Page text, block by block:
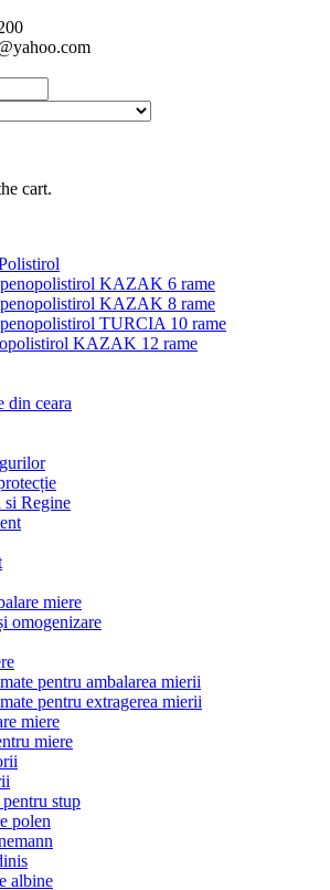
cart.
KAZAK 6 rame
KAZAK 8 rame
TURCIA 10 rame
KAZAK 12 rame
din ceara
Regine
miere
omogenizare
pentru ambalarea mierii
pentru extragerea mierii
miere
miere
stup
polen
albine